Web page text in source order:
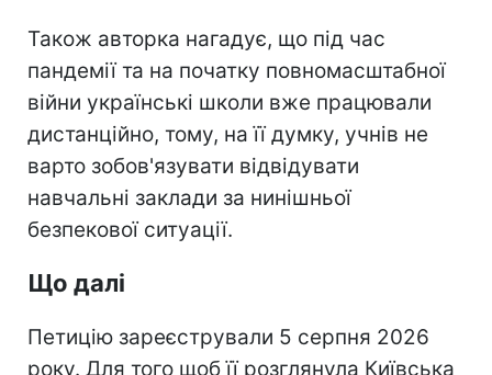
Також авторка нагадує, що під час
пандемії та на початку повномасштабної
війни українські школи вже працювали
дистанційно, тому, на її думку, учнів не
варто зобов'язувати відвідувати
навчальні заклади за нинішньої
безпекової ситуації.
Що далі
Петицію зареєстрували 5 серпня 2026
року. Для того щоб її розглянула Київська